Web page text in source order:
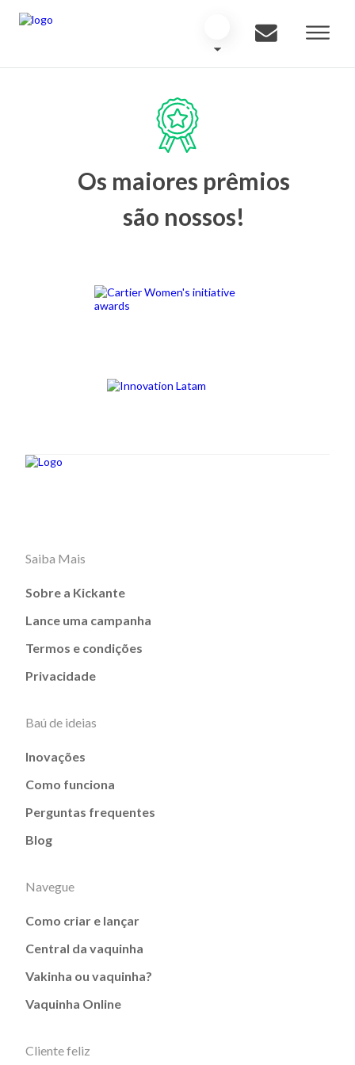
Os maiores prêmios
são nossos!
Saiba Mais
Sobre a Kickante
Lance uma campanha
Termos e condições
Privacidade
Baú de ideias
Inovações
Como funciona
Perguntas frequentes
Blog
Navegue
Como criar e lançar
Central da vaquinha
Vakinha ou vaquinha?
Vaquinha Online
Cliente feliz